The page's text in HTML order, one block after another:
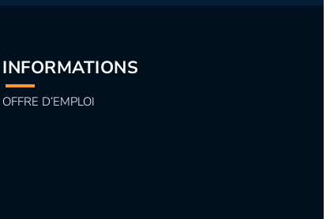
INFORMATIONS
OFFRE D’EMPLOI